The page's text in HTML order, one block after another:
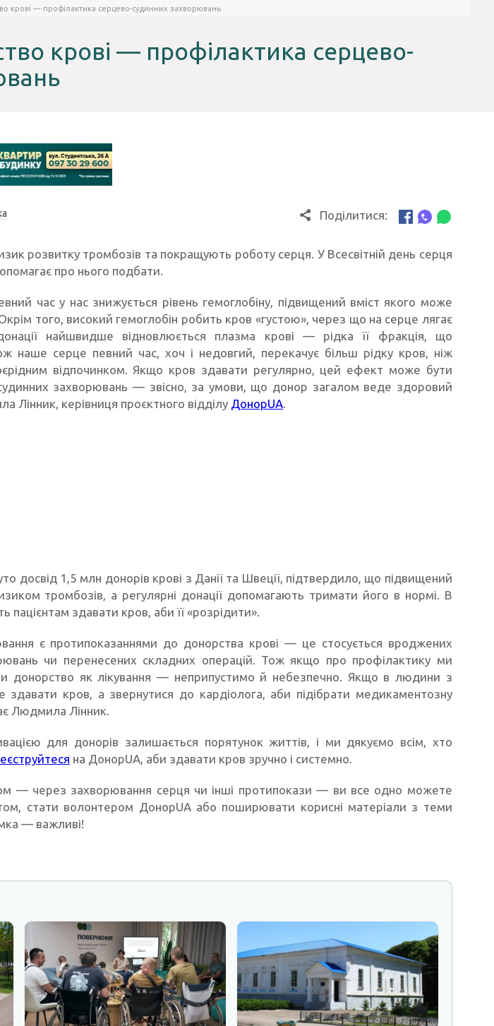
крові — профілактика серцево-судинних захворювань
крові — профілактика серцево-
Поділитися:
розвитку тромбозів та покращують роботу серця. У Всесвітній день серця
про нього подбати.
час у нас знижується рівень гемоглобіну, підвищений вміст якого може
того, високий гемоглобін робить кров «густою», через що на серце лягає
найшвидше відновлюється плазма крові — рідка її фракція, що
наше серце певний час, хоч і недовгий, перекачує більш рідку кров, ніж
відпочинком. Якщо кров здавати регулярно, цей ефект може бути
захворювань — звісно, за умови, що донор загалом веде здоровий
Лінник, керівниця проєктного відділу ДонорUA.
досвід 1,5 млн донорів крові з Данії та Швеції, підтвердило, що підвищений
тромбозів, а регулярні донації допомагають тримати його в нормі. В
пацієнтам здавати кров, аби її «розрідити».
є протипоказаннями до донорства крові — це стосується вроджених
чи перенесених складних операцій. Тож якщо про профілактику ми
донорство як лікування — неприпустимо й небезпечно. Якщо в людини з
кров, а звернутися до кардіолога, аби підібрати медикаментозну
Людмила Лінник.
для донорів залишається порятунок життів, і ми дякуємо всім, хто
на ДонорUA, аби здавати кров зручно і системно.
— через захворювання серця чи інші протипокази — ви все одно можете
стати волонтером ДонорUA або поширювати корисні матеріали з теми
— важливі!